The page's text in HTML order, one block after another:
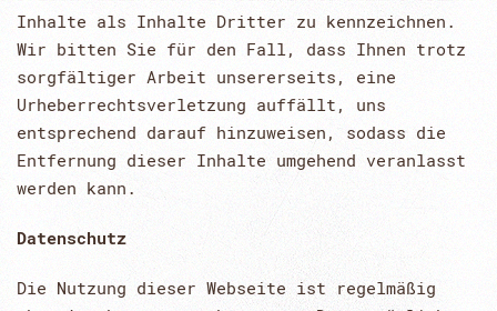
Inhalte als Inhalte Dritter zu kennzeichnen.
Wir bitten Sie für den Fall, dass Ihnen trotz
sorgfältiger Arbeit unsererseits, eine
Urheberrechtsverletzung auffällt, uns
entsprechend darauf hinzuweisen, sodass die
Entfernung dieser Inhalte umgehend veranlasst
werden kann.
Datenschutz
Die Nutzung dieser Webseite ist regelmäßig